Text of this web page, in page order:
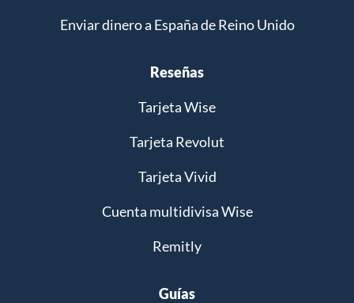
Enviar dinero a España de Reino Unido
Reseñas
Tarjeta Wise
Tarjeta Revolut
Tarjeta Vivid
Cuenta multidivisa Wise
Remitly
Guías